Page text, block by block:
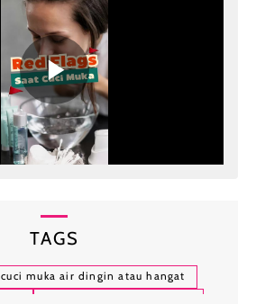
TAGS
cuci muka air dingin atau hangat